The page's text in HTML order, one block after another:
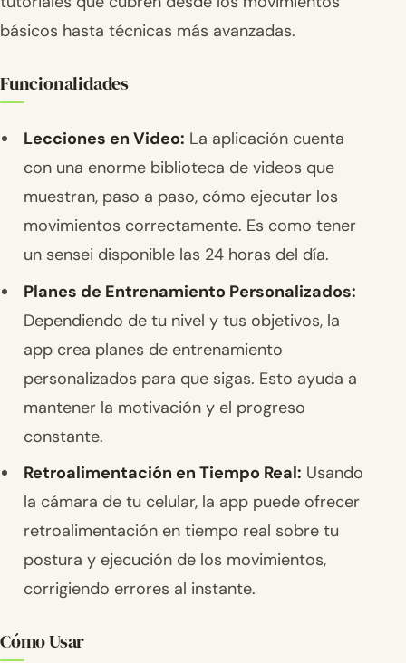
básicos hasta técnicas más avanzadas.
Funcionalidades
Lecciones en Video: La aplicación cuenta
con una enorme biblioteca de videos que
muestran, paso a paso, cómo ejecutar los
movimientos correctamente. Es como tener
un sensei disponible las 24 horas del día.
Planes de Entrenamiento Personalizados:
Dependiendo de tu nivel y tus objetivos, la
app crea planes de entrenamiento
personalizados para que sigas. Esto ayuda a
mantener la motivación y el progreso
constante.
Retroalimentación en Tiempo Real: Usando
la cámara de tu celular, la app puede ofrecer
retroalimentación en tiempo real sobre tu
postura y ejecución de los movimientos,
corrigiendo errores al instante.
Cómo Usar